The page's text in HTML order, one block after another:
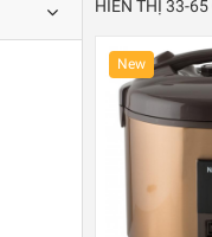
HIỂN THỊ 33-
New